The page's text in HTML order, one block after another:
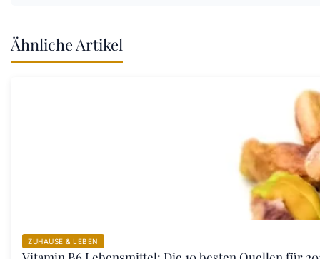
Ähnliche Artikel
ZUHAUSE & LEBEN